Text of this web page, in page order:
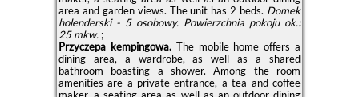
area and garden views. The unit has 2 beds. Domek
holenderski - 5 osobowy. Powierzchnia pokoju ok.:
25 mkw.;
Przyczepa kempingowa.The mobile home offers a
dining area, a wardrobe, as well as a shared
bathroom boasting a shower. Among the room
amenities are a private entrance, a tea and coffee